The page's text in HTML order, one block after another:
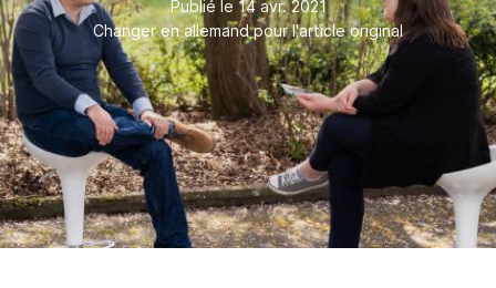
Publié le 14 avr. 2021
Changer en allemand pour l'article original